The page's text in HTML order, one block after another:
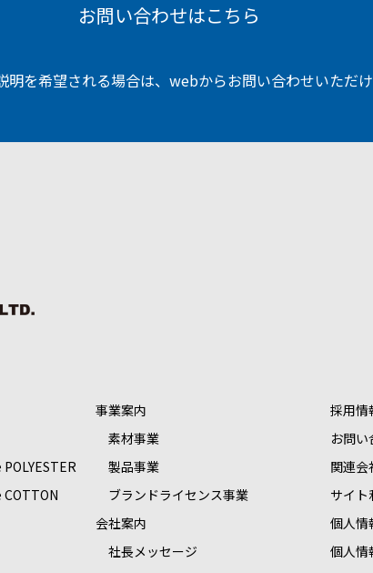
お問い合わせはこちら
明を希望される場合は、 webからお問い合わせいただ
事業案内
素材事業
製品事業
ブランドライセンス事業
会社案内
社長メッセージ
採用情
お問い
関連会
サイト
個人情
個人情